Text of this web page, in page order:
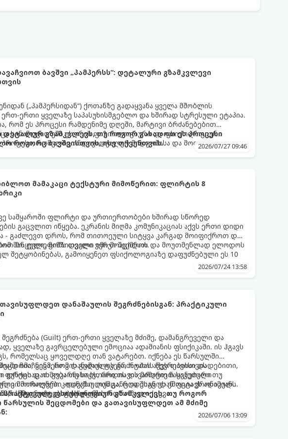
ბავშვი „პამპერსს“: დეტალური გზამკვლევი
(„პამპერსიდან“) ქოთანზე გადაყვანა ყველა მშობლის
ერთ-ერთი ყველაზე საპასუხისმგებლო და ხშირად სტრესული ეტაპია.
რომ ეს პროცესი რამდენიმე დღეში, მარტივი ბრძანებებით
სინამდვილეში ეს არის ფიზიოლოგიური და ფსიქოლოგიური
პროცესი, რომელიც ინდივიდუალურ მიდგომასა და მოთმინებას
დეტალურ გზამკვლევს, თუ როგორ გახადოთ ეს პროცესი
როგორც ბავშვისთვის, ისე თქვენთვის.
2026/07/27 09:46
მამაკაცი ტექსტური მიმოწერით: ფლირტის 8
სამყაროში ფლირტი და ურთიერთობები ხშირად სწორედ
გაცვლით იწყება. ეკრანის მიღმა კომუნიკაციას აქვს ერთი დიდი
- გაძლევთ დროს, რომ თითოეული სიტყვა კარგად მოიფიქროთ და
მოცული, მიმზიდველი იმიჯი შექმნათ.
მან ტელეფონს თვალი ვერ მოაცილოს და მოუთმენლად ელოდოს
შეტყობინებას, გამოიყენეთ ფსიქოლოგიაზე დაფუძნებული ეს 10
2026/07/24 13:58
დანაშაულის შეგრძნებისგან: პრაქტიკული
(Guilt) ერთ-ერთი ყველაზე მძიმე, დამანგრეველი და
ყველაზე გავრცელებული ემოციაა ადამიანის ფსიქიკაში. ის ჰგავს
რომელსაც ყოველდღე თან ვატარებთ. იქნება ეს წარსულში
ვინმესთვის გულის ტკენა, ოჯახის წევრებისთვის
დროის დათმობა თუ საკუთარი თავის მიმართ წაყენებული
მოთხოვნები -დანაშაულის განცდა შიგნიდან ფიტავს ადამიანს
აწმყოთი ტკბობის უნარს.
მიიჩნევა, რომ დანაშაულის გრძნობას აქვს თავისი დადებითი,
ფუნქციაც ის გვკარნახობს, როდის დავარღვიეთ საკუთარი თუ
მორალური კოდექსი. თუმცა, როდესაც ეს ემოცია ქრონიკულ
ის ნევროზულ, ტოქსიკურ სინდრომად იქცევა.
პრაქტიკულ, ფსიქოლოგიურ გზამკვლევს, თუ როგორ
წარსულის შეცდომები და გათავისუფლდეთ ამ მძიმე
2026/07/06 13:09